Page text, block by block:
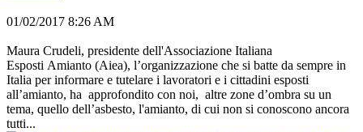
01/02/2017 8:26 AM
Maura Crudeli, presidente dell'Associazione Italiana
Esposti Amianto (Aiea), l’organizzazione che si batte da sempre in
Italia per informare e tutelare i lavoratori e i cittadini esposti
all’amianto, ha approfondito con noi, altre zone d’ombra su un
tema, quello dell’asbesto, l'amianto, di cui non si conoscono ancora
tutti...